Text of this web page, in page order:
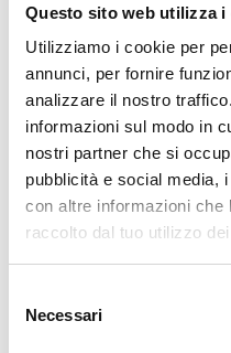
Questo sito web utilizza i
Utilizziamo i cookie per
annunci, per fornire
analizzare il nostro
informazioni sul modo in
nostri partner che si
pubblicità e social media,
con altre informazioni che
raccolto dal tuo utilizzo
delNecessari
ESTIVE O 4
SCEGLIERE IL
Scegli gli
Cerchi il
e prestazioni:
progettate
termini di